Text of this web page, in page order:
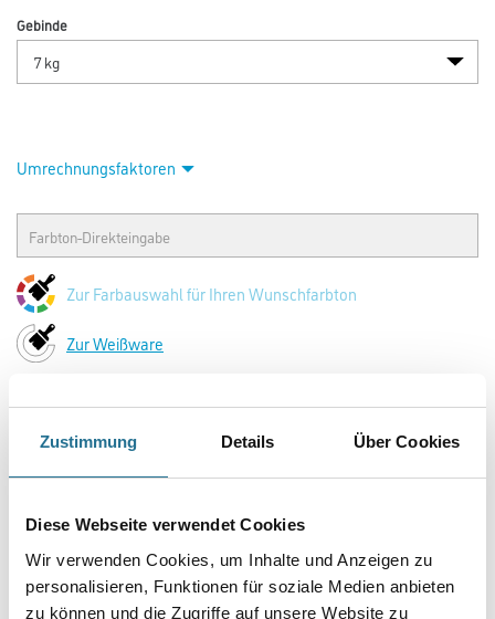
Zustimmung Details Über Cookies
Diese Webseite verwendet Cookies
Wir verwenden Cookies, um Inhalte und Anzeigen zu
personalisieren, Funktionen für soziale Medien anbieten
zu können und die Zugriffe auf unsere Website zu
Gebinde
Umrechnungsfaktoren
Zur Farbauswahl für Ihren Wunschfarbton
Zur Weißware
PRODUKTEIGENSCHAFTEN